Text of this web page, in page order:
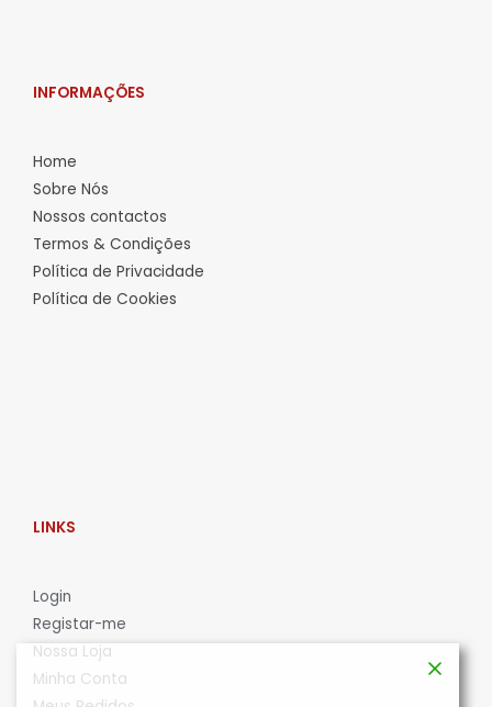
INFORMAÇÕES
Home
Sobre Nós
Nossos contactos
Termos & Condições
Política de Privacidade
Política de Cookies
LINKS
Login
Registar-me
Nossa Loja
Minha Conta